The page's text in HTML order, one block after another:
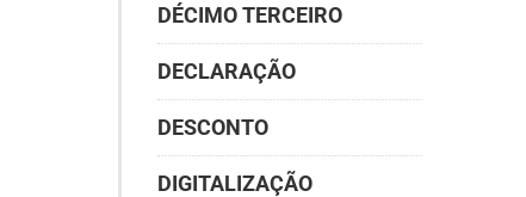
DÉCIMO TERCEIRO
DECLARAÇÃO
DESCONTO
DIGITALIZAÇÃO